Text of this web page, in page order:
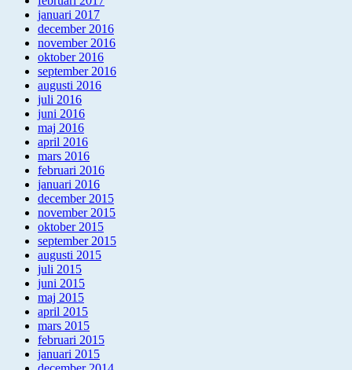
januari 2017
december 2016
november 2016
oktober 2016
september 2016
augusti 2016
juli 2016
juni 2016
maj 2016
april 2016
mars 2016
februari 2016
januari 2016
december 2015
november 2015
oktober 2015
september 2015
augusti 2015
juli 2015
juni 2015
maj 2015
april 2015
mars 2015
februari 2015
januari 2015